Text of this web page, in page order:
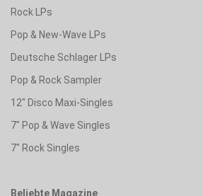
Rock LPs
Pop & New-Wave LPs
Deutsche Schlager LPs
Pop & Rock Sampler
12" Disco Maxi-Singles
7" Pop & Wave Singles
7" Rock Singles
Beliebte Magazine